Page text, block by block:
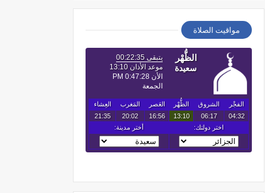
مواقيت الصلاة